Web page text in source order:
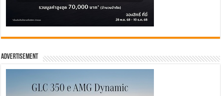
Advertisement